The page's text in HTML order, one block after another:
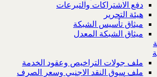
دفع الاشتراكات والتبرعات
هيئة التحرير
ميثاق تأسيس الشبكة
ميثاق الشبكة المعدل
ملف جولات التراخيص وعقود الخدمة
ملف سوق النقد الاجنبي وسعر الصرف